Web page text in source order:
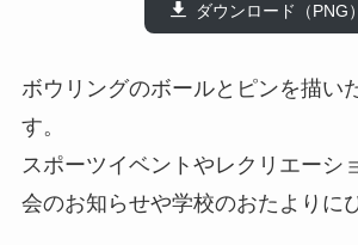
ダウンロード（PNG）
ボウリングのボールとピンを描い
す。
スポーツイベントやレクリエーシ
会のお知らせや学校のおたよりに